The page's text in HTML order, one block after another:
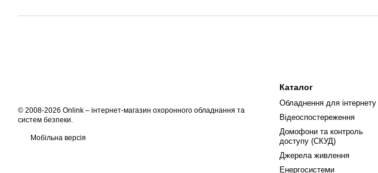
© 2008-2026 Onlink – інтернет-магазин охоронного обладнання та
систем безпеки.
Мобільна версія
Каталог
Обладнення для інтернету
Відеоспостереження
Домофони та контроль
доступу (СКУД)
Джерела живлення
Енергосистеми